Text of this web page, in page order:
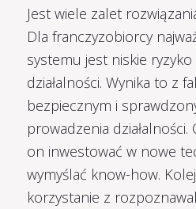
Jest wiele zalet
Dla franczyzobiorcy
systemu jest niskie
działalności. Wynika to z
bezpiecznym i
prowadzenia działalności.
on inwestować w nowe
wymyślać know-how.
korzystanie z